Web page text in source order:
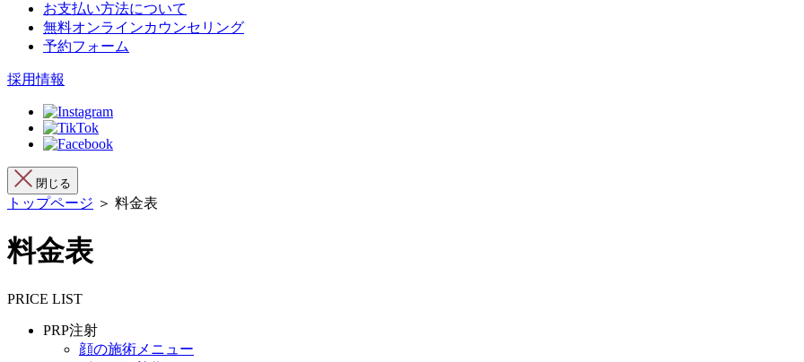
お支払い方法について
無料オンラインカウンセリング
予約フォーム
採用情報
閉じる
トップページ ＞ 料金表
料金表
PRICE LIST
PRP注射
顔の施術メニュー